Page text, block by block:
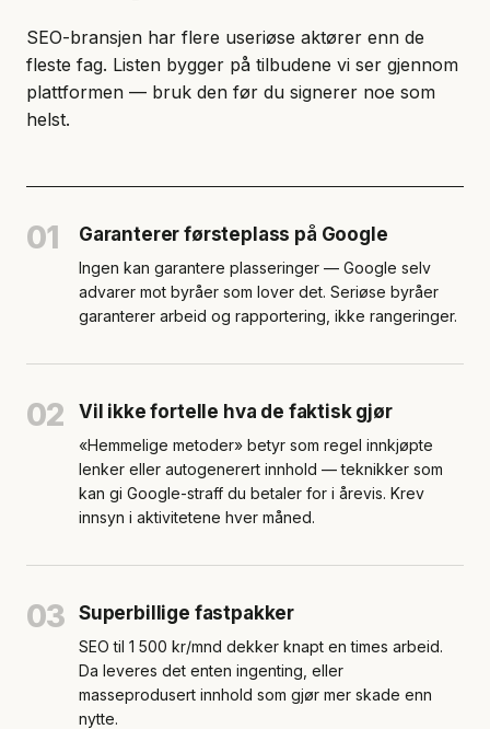
SEO-bransjen har flere useriøse aktører enn de
fleste fag. Listen bygger på tilbudene vi ser gjennom
plattformen — bruk den før du signerer noe som
helst.
01 Garanterer førsteplass på Google
Ingen kan garantere plasseringer — Google selv
advarer mot byråer som lover det. Seriøse byråer
garanterer arbeid og rapportering, ikke rangeringer.
02 Vil ikke fortelle hva de faktisk gjør
«Hemmelige metoder» betyr som regel innkjøpte
lenker eller autogenerert innhold — teknikker som
kan gi Google-straff du betaler for i årevis. Krev
innsyn i aktivitetene hver måned.
03 Superbillige fastpakker
SEO til 1 500 kr/mnd dekker knapt en times arbeid.
Da leveres det enten ingenting, eller
masseprodusert innhold som gjør mer skade enn
nytte.